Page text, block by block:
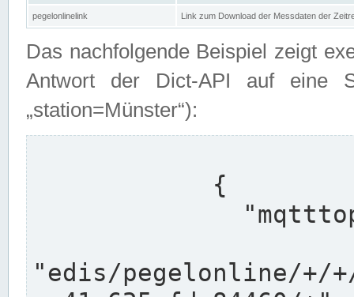
pegelonlinelink Link zum Download der Messdaten der
Das nachfolgende Beispiel zeigt
Antwort der Dict-API auf eine
„station=Münster“):
"edis/pegelonline/+/